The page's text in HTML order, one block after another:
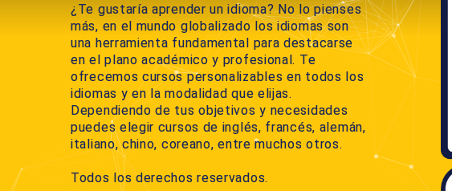
¿Te gustaría aprender un idioma? No lo pienses
más, en el mundo globalizado los idiomas son
una herramienta fundamental para destacarse
en el plano académico y profesional. Te
ofrecemos cursos personalizables en todos los
idiomas y en la modalidad que elijas.
Dependiendo de tus objetivos y necesidades
puedes elegir cursos de inglés, francés, alemán,
italiano, chino, coreano, entre muchos otros.
Todos los derechos reservados.